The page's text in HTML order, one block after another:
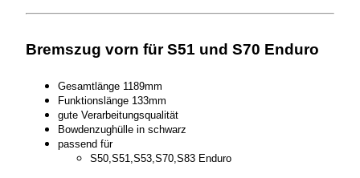
Bremszug vorn für S51 und S70 Enduro
Gesamtlänge 1189mm
Funktionslänge 133mm
gute Verarbeitungsqualität
Bowdenzughülle in schwarz
passend für
S50,S51,S53,S70,S83 Enduro